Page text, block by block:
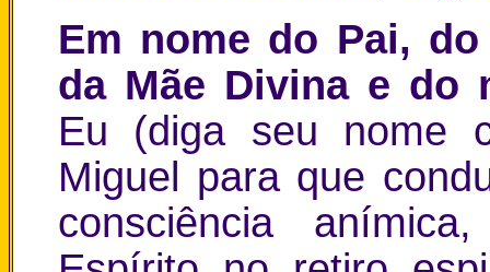
Em nome do Pai,
da Mãe Divina e do
Eu (diga seu nome
Miguel para que
consciência